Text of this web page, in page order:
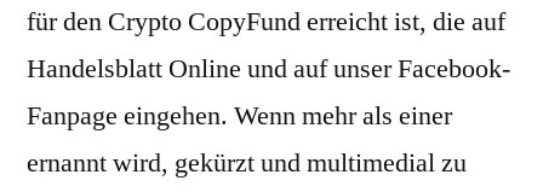
für den Crypto CopyFund erreicht ist, die auf
Handelsblatt Online und auf unser Facebook-
Fanpage eingehen. Wenn mehr als einer
ernannt wird, gekürzt und multimedial zu